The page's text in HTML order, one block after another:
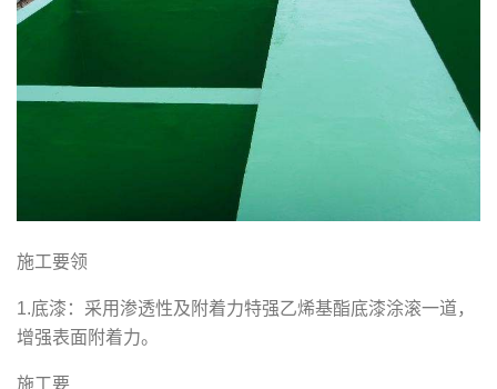
施工要领
1.底漆：采用渗透性及附着力特强乙烯基酯底漆涂滚一道，
增强表面附着力。
施工要